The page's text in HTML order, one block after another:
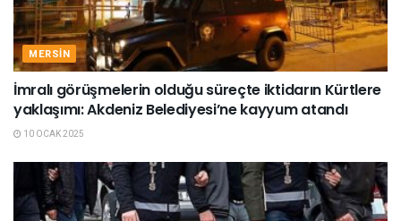
MERSIN
İmralı görüşmelerin olduğu süreçte iktidarın Kürtlere
yaklaşımı: Akdeniz Belediyesi’ne kayyum atandı
10 OCAK 2025